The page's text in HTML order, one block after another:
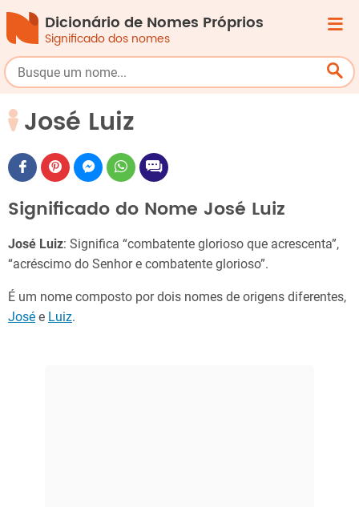
Dicionário de Nomes Próprios
Significado dos nomes
José Luiz
Significado do Nome José Luiz
José Luiz: Significa “combatente glorioso que acrescenta”,
“acréscimo do Senhor e combatente glorioso”.
É um nome composto por dois nomes de origens diferentes,
José e Luiz.